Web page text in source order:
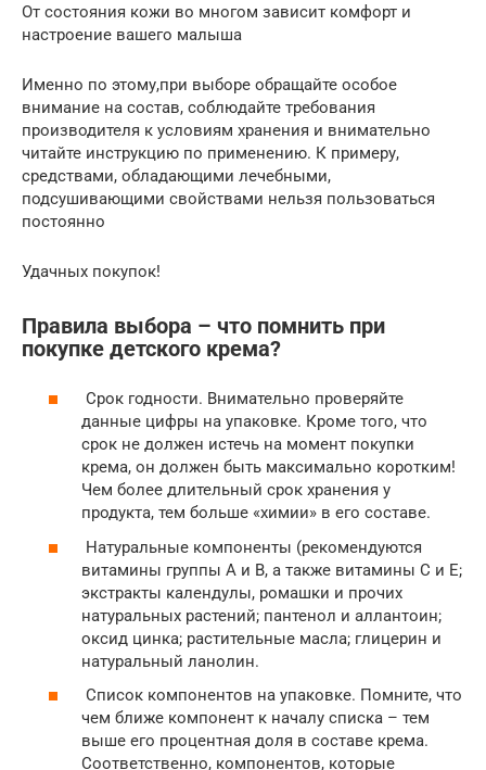
От состояния кожи во многом зависит комфорт и
настроение вашего малыша
Именно по этому,при выборе обращайте особое
внимание на состав, соблюдайте требования
производителя к условиям хранения и внимательно
читайте инструкцию по применению. К примеру,
средствами, обладающими лечебными,
подсушивающими свойствами нельзя пользоваться
постоянно
Удачных покупок!
Правила выбора – что помнить при
покупке детского крема?
Срок годности. Внимательно проверяйте
данные цифры на упаковке. Кроме того, что
срок не должен истечь на момент покупки
крема, он должен быть максимально коротким!
Чем более длительный срок хранения у
продукта, тем больше «химии» в его составе.
Натуральные компоненты (рекомендуются
витамины группы А и В, а также витамины С и Е;
экстракты календулы, ромашки и прочих
натуральных растений; пантенол и аллантоин;
оксид цинка; растительные масла; глицерин и
натуральный ланолин.
Список компонентов на упаковке. Помните, что
чем ближе компонент к началу списка – тем
выше его процентная доля в составе крема.
Соответственно, компонентов, которые